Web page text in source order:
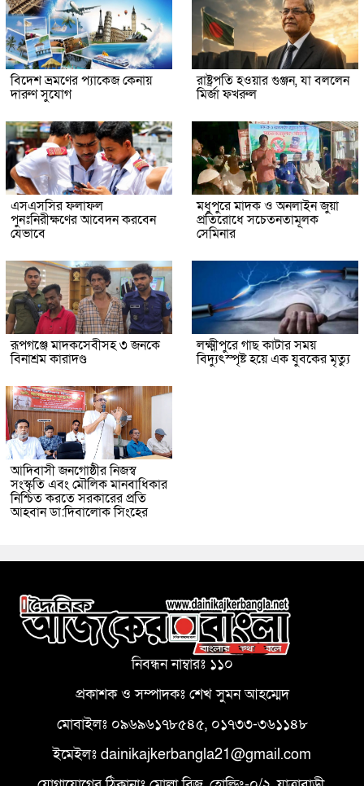
বিদেশ ভ্রমণের প্যাকেজ কেনায়
দারুণ সুযোগ
রাষ্ট্রপতি হওয়ার গুঞ্জন, যা বললেন
মির্জা ফখরুল
এসএসসির ফলাফল
পুনঃনিরীক্ষণের আবেদন করবেন
যেভাবে
মধুপুরে মাদক ও অনলাইন জুয়া
প্রতিরোধে সচেতনতামূলক
সেমিনার
রূপগঞ্জে মাদকসেবীসহ ৩ জনকে
বিনাশ্রম কারাদণ্ড
লক্ষ্মীপুরে গাছ কাটার সময়
বিদ্যুৎস্পৃষ্ট হয়ে এক যুবকের মৃত্যু
আদিবাসী জনগোষ্ঠীর নিজস্ব
সংস্কৃতি এবং মৌলিক মানবাধিকার
নিশ্চিত করতে সরকারের প্রতি
আহবান ডা:দিবালোক সিংহের
নিবন্ধন নাম্বারঃ ১১০
প্রকাশক ও সম্পাদকঃ শেখ সুমন আহম্মেদ
মোবাইলঃ ০৯৬৯৬১৭৮৫৪৫, ০১৭৩৩-৩৬১১৪৮
ইমেইলঃ dainikajkerbangla21@gmail.com